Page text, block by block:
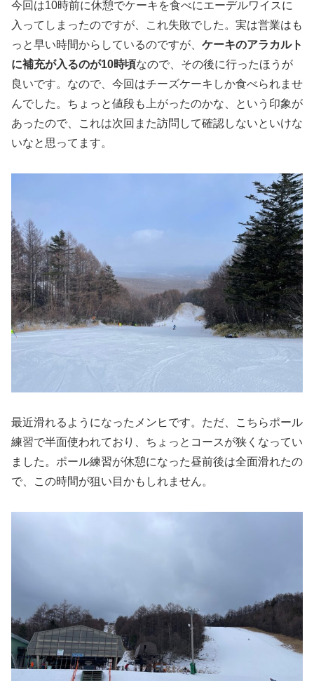
今回は10時前に休憩でケーキを食べにエーデルワイスに
入ってしまったのですが、これ失敗でした。実は営業はも
っと早い時間からしているのですが、 ケーキのアラカルト
に補充が入るのが10時頃なので、その後に行ったほうが
良いです。なので、今回はチーズケーキしか食べられませ
んでした。ちょっと値段も上がったのかな、という印象が
あったので、これは次回また訪問して確認しないといけな
いなと思ってます。
最近滑れるようになったメンヒです。ただ、こちらポール
練習で半面使われており、ちょっとコースが狭くなってい
ました。ポール練習が休憩になった昼前後は全面滑れたの
で、この時間が狙い目かもしれません。